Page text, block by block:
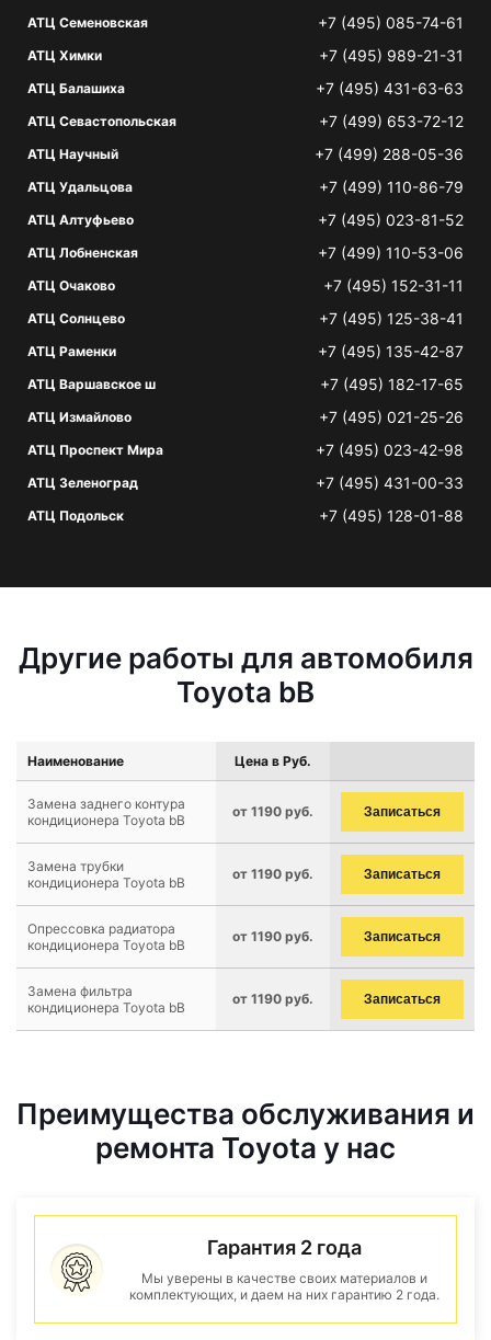
АТЦ Семеновская +7 (495) 085-74-61
АТЦ Химки +7 (495) 989-21-31
АТЦ Балашиха +7 (495) 431-63-63
АТЦ Севастопольская +7 (499) 653-72-12
АТЦ Научный +7 (499) 288-05-36
АТЦ Удальцова +7 (499) 110-86-79
АТЦ Алтуфьево +7 (495) 023-81-52
АТЦ Лобненская +7 (499) 110-53-06
АТЦ Очаково +7 (495) 152-31-11
АТЦ Солнцево +7 (495) 125-38-41
АТЦ Раменки +7 (495) 135-42-87
АТЦ Варшавское ш +7 (495) 182-17-65
АТЦ Измайлово +7 (495) 021-25-26
АТЦ Проспект Мира +7 (495) 023-42-98
АТЦ Зеленоград +7 (495) 431-00-33
АТЦ Подольск +7 (495) 128-01-88
Другие работы для автомобиля
Toyota bB
Наименование Цена в Руб.
Замена заднего контура
кондиционера Toyota bB
от 1190 руб. Записаться
Замена трубки
кондиционера Toyota bB
от 1190 руб. Записаться
Опрессовка радиатора
кондиционера Toyota bB
от 1190 руб. Записаться
Замена фильтра
кондиционера Toyota bB
от 1190 руб. Записаться
Преимущества обслуживания и
ремонта Toyota у нас
Гарантия 2 года
Мы уверены в качестве своих материалов и
комплектующих, и даем на них гарантию 2 года.